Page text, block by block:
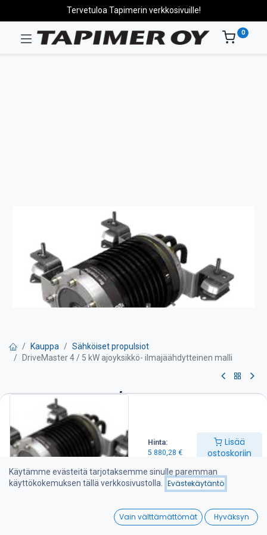
Hinta:
5 880,28 €
Lisää
ostoskoriin
Wishlist
Tervetuloa Tapimerin verkkosivuille!
0
Kauppa
Sähköiset propulsiot
DriveMaster 4 / 5 kW ajoyksikkö- ilmajäähdytteinen malli
DriveMaster 4 / 5 kW ajoyksikkö-
ilmajäähdytteinen malli
Ajoyksikön varustelu:
-Moottori sisäänrakennetulla painelaakerilla
-Termostaatti ohjattu vesijäähdytys
-Asennuskumityynyt ja ruostumattomat tukijalat
-Ajoyksikön johtosarja ( ei akkukaapeleita )
Käytämme evästeitä tarjotaksemme sinulle paremman
käyttökokemuksen tällä verkkosivustolla.
Evästekäytäntö
Vain välttämättömät Hyväksyn